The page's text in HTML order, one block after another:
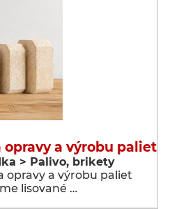
opravy a výrobu paliet
> Palivo, brikety
opravy a výrobu paliet
lisované …